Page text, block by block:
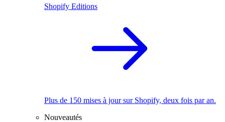
Shopify Editions
Plus de 150 mises à jour sur Shopify, deux fois par an.
Nouveautés